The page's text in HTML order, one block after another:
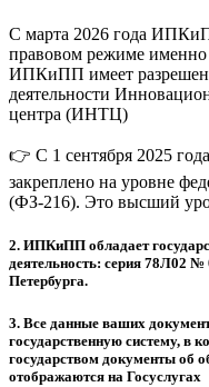
С марта 2026 года
правовом режиме именно
ИПКиПП имеет
деятельности
центра (ИНТЦ)
👉 С 1 сентября 2025
закреплено на уровне
(ФЗ-216). Это высший
2. ИПКиПП обладает
деятельность: серия 78Л02
Петербурга.
3. Все данные ваших
государственную систему, в
государством документы об
отображаются на Госуслугах